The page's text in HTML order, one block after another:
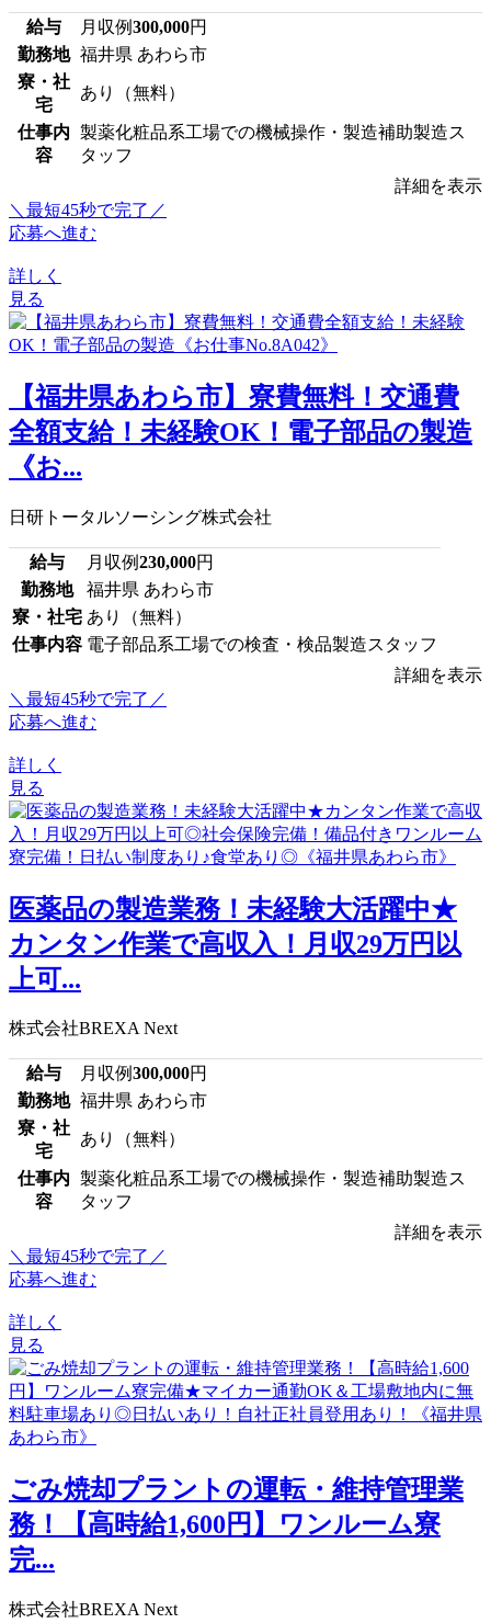
給与 月収例300,000円
勤務地 福井県 あわら市
寮・社
宅
あり（無料）
仕事内
容
製薬化粧品系工場での機械操作・製造補助製造ス
タッフ
詳細を表示
＼最短45秒で完了／
応募へ進む
詳しく
見る
【福井県あわら市】寮費無料！交通費
全額支給！未経験OK！電子部品の製造
《お...
日研トータルソーシング株式会社
給与 月収例230,000円
勤務地
福井県 あわら市
寮・社宅 あり（無料）
仕事内容 電子部品系工場での検査・検品製造スタッフ
詳細を表示
＼最短45秒で完了／
応募へ進む
詳しく
見る
医薬品の製造業務！未経験大活躍中★
カンタン作業で高収入！月収29万円以
上可...
株式会社BREXA Next
給与 月収例300,000円
勤務地 福井県 あわら市
寮・社
宅
あり（無料）
仕事内
容
製薬化粧品系工場での機械操作・製造補助製造ス
タッフ
詳細を表示
＼最短45秒で完了／
応募へ進む
詳しく
見る
ごみ焼却プラントの運転・維持管理業
務！【高時給1,600円】ワンルーム寮
完...
株式会社BREXA Next